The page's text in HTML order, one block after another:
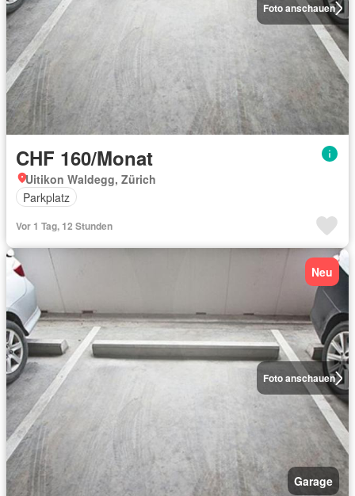
Foto anschauen
CHF 160/Monat
Uitikon Waldegg, Zürich
Parkplatz
Vor 1 Tag, 12 Stunden
Foto anschauen
Neu
Garage